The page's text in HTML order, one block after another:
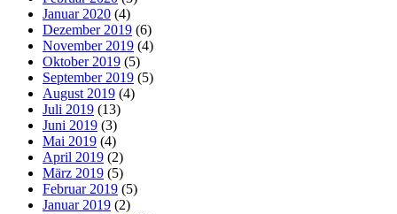
Januar 2020 (4)
Dezember 2019 (6)
November 2019 (4)
Oktober 2019 (5)
September 2019 (5)
August 2019 (4)
Juli 2019 (13)
Juni 2019 (3)
Mai 2019 (4)
April 2019 (2)
März 2019 (5)
Februar 2019 (5)
Januar 2019 (2)